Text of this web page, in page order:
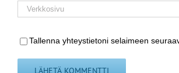
Tallenna yhteystietoni selaimeen